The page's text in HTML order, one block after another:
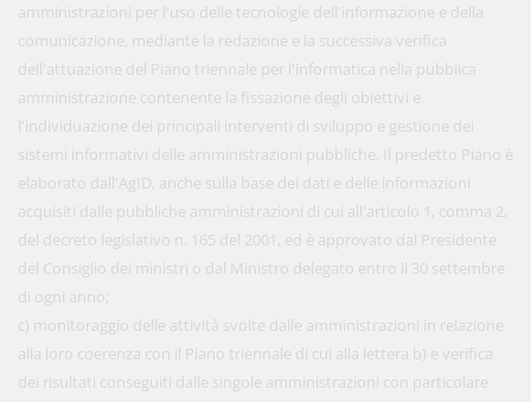
amministrazioni per l'uso delle tecnologie dell'informazione e della
comunicazione, mediante la redazione e la successiva verifica
dell'attuazione del Piano triennale per l'informatica nella pubblica
amministrazione contenente la fissazione degli obiettivi e
l'individuazione dei principali interventi di sviluppo e gestione dei
sistemi informativi delle amministrazioni pubbliche. Il predetto Piano è
elaborato dall'AgID, anche sulla base dei dati e delle informazioni
acquisiti dalle pubbliche amministrazioni di cui all'articolo 1, comma 2,
del decreto legislativo n. 165 del 2001, ed è approvato dal Presidente
del Consiglio dei ministri o dal Ministro delegato entro il 30 settembre
di ogni anno;
c) monitoraggio delle attività svolte dalle amministrazioni in relazione
alla loro coerenza con il Piano triennale di cui alla lettera b) e verifica
dei risultati conseguiti dalle singole amministrazioni con particolare